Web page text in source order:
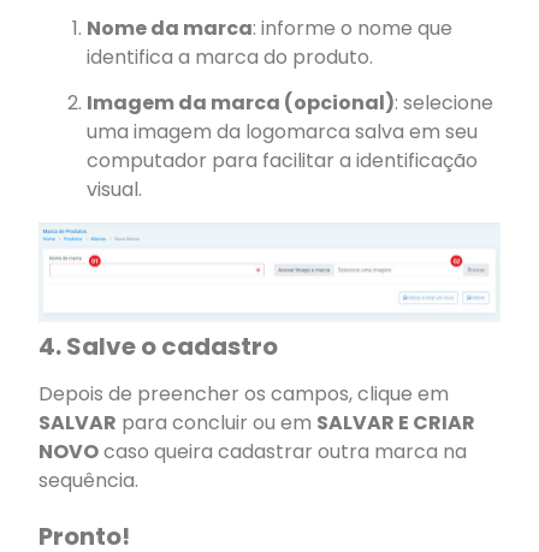
Nome da marca: informe o nome que
identifica a marca do produto.
Imagem da marca (opcional): selecione
uma imagem da logomarca salva em seu
computador para facilitar a identificação
visual.
4. Salve o cadastro
Depois de preencher os campos, clique em
SALVAR para concluir ou em SALVAR E CRIAR
NOVOcaso queira cadastrar outra marca na
sequência.
Pronto!